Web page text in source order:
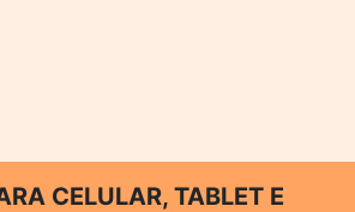
CELULAR, TABLET E